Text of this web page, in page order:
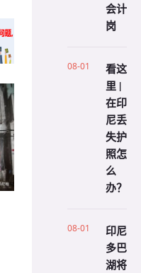
会计
岗
08-01
看这
里 |
在印
尼丢
失护
照怎
么
办？
08-01
印尼
多巴
湖将